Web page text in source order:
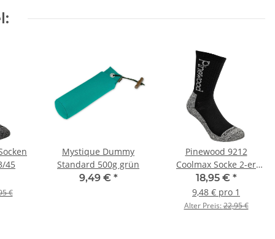
45
€
Mystique Dummy
Standard 500g grün
9,49 € *
Pinewood 9212
Coolmax Socke 2-er
Pack 40-42
schwarz/grau
18,95 € *
9,48 € pro 1
Alter Preis:22,95 €